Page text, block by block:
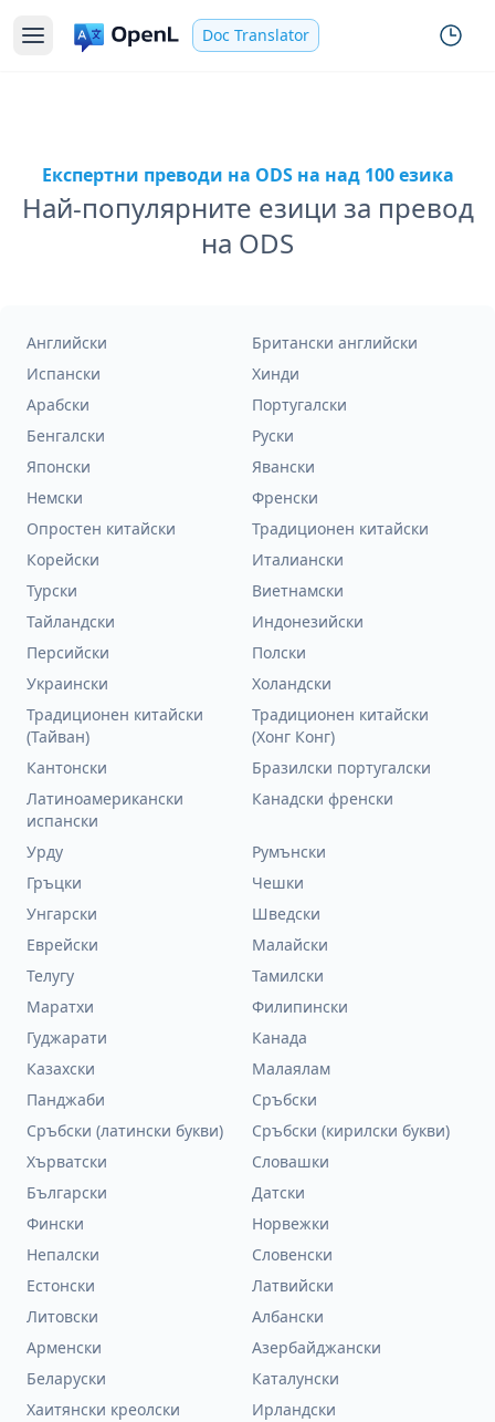
Doc Translator
Експертни преводи на ODS на над 100 езика
Най-популярните езици за превод
на ODS
Английски
Британски английски
Испански
Хинди
Арабски
Португалски
Бенгалски
Руски
Японски
Явански
Немски
Френски
Опростен китайски
Традиционен китайски
Корейски
Италиански
Турски
Виетнамски
Тайландски
Индонезийски
Персийски
Полски
Украински
Холандски
Традиционен китайски
(Тайван)
Традиционен китайски
(Хонг Конг)
Кантонски
Бразилски португалски
Латиноамерикански
испански
Канадски френски
Урду
Румънски
Гръцки
Чешки
Унгарски
Шведски
Еврейски
Малайски
Телугу
Тамилски
Маратхи
Филипински
Гуджарати
Канада
Казахски
Малаялам
Панджаби
Сръбски
Сръбски (латински букви)
Сръбски (кирилски букви)
Хърватски
Словашки
Български
Датски
Фински
Норвежки
Непалски
Словенски
Естонски
Латвийски
Литовски
Албански
Арменски
Азербайджански
Беларуски
Каталунски
Хаитянски креолски
Ирландски